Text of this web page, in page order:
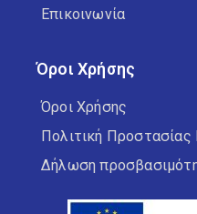
Επικοινωνία
Όροι Χρήσης
Όροι Χρήσης
Πολιτική
Δήλωση